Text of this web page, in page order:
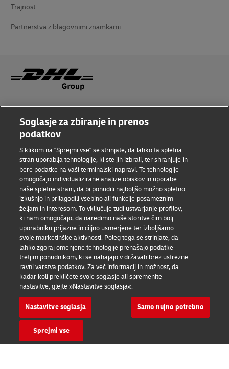
Trajnost
Partnerstva z blagovnimi znamkami
Pravno obvestilo
Pogoji uporabe
Varstvo podatkov
Dostopnost
Dodatne informacije
Nastavitve piškotkov
Sledite nam
2026 © - vse pravice so pridržane
Soglasje za zbiranje in prenos
podatkov
S klikom na "Sprejmi vse" se strinjate, da lahko ta spletna
stran uporablja tehnologije, ki ste jih izbrali, ter shranjuje in
bere podatke na vaši terminalski napravi. Te tehnologije
omogočajo individualizirane analize obiskov in uporabe
naše spletne strani, da bi ponudili najboljšo možno spletno
izkušnjo in prilagodili vsebino ali funkcije posameznim
željam in interesom. To vključuje tudi ustvarjanje profilov,
ki nam omogočajo, da naredimo naše storitve čim bolj
uporabniku prijazne in ciljno usmerjene ter izboljšamo
svoje marketinške aktivnosti. Poleg tega se strinjate, da
lahko zgoraj omenjene tehnologije prenašajo podatke
tretjim ponudnikom, ki se nahajajo v državah brez ustrezne
ravni varstva podatkov. Za več informacij in možnost, da
kadar koli prekličete svoje soglasje ali spremenite
nastavitve, glejte »Nastavitve soglasja«.
Nastavitve soglasja Samo nujno potrebno
Sprejmi vse